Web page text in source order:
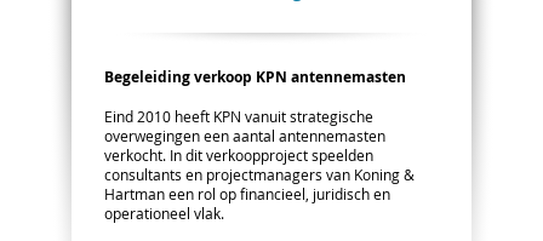
Begeleiding verkoop KPN antennemasten
Eind 2010 heeft KPN vanuit strategische
overwegingen een aantal antennemasten
verkocht. In dit verkoopproject speelden
consultants en projectmanagers van Koning &
Hartman een rol op financieel, juridisch en
operationeel vlak.